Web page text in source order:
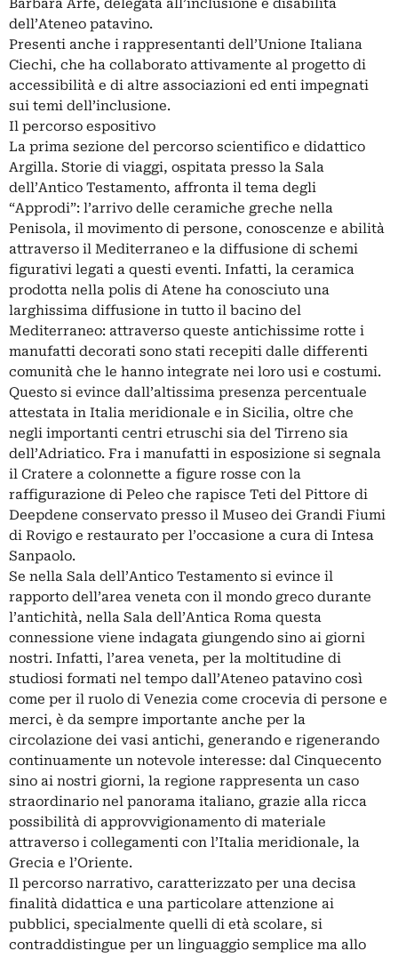
Barbara Arfè, delegata all’inclusione e disabilità
dell’Ateneo patavino.
Presenti anche i rappresentanti dell’Unione Italiana
Ciechi, che ha collaborato attivamente al progetto di
accessibilità e di altre associazioni ed enti impegnati
sui temi dell’inclusione.
Il percorso espositivo
La prima sezione del percorso scientifico e didattico
Argilla. Storie di viaggi, ospitata presso la Sala
dell’Antico Testamento, affronta il tema degli
“Approdi”: l’arrivo delle ceramiche greche nella
Penisola, il movimento di persone, conoscenze e abilità
attraverso il Mediterraneo e la diffusione di schemi
figurativi legati a questi eventi. Infatti, la ceramica
prodotta nella polis di Atene ha conosciuto una
larghissima diffusione in tutto il bacino del
Mediterraneo: attraverso queste antichissime rotte i
manufatti decorati sono stati recepiti dalle differenti
comunità che le hanno integrate nei loro usi e costumi.
Questo si evince dall’altissima presenza percentuale
attestata in Italia meridionale e in Sicilia, oltre che
negli importanti centri etruschi sia del Tirreno sia
dell’Adriatico. Fra i manufatti in esposizione si segnala
il Cratere a colonnette a figure rosse con la
raffigurazione di Peleo che rapisce Teti del Pittore di
Deepdene conservato presso il Museo dei Grandi Fiumi
di Rovigo e restaurato per l’occasione a cura di Intesa
Sanpaolo.
Se nella Sala dell’Antico Testamento si evince il
rapporto dell’area veneta con il mondo greco durante
l’antichità, nella Sala dell’Antica Roma questa
connessione viene indagata giungendo sino ai giorni
nostri. Infatti, l’area veneta, per la moltitudine di
studiosi formati nel tempo dall’Ateneo patavino così
come per il ruolo di Venezia come crocevia di persone e
merci, è da sempre importante anche per la
circolazione dei vasi antichi, generando e rigenerando
continuamente un notevole interesse: dal Cinquecento
sino ai nostri giorni, la regione rappresenta un caso
straordinario nel panorama italiano, grazie alla ricca
possibilità di approvvigionamento di materiale
attraverso i collegamenti con l’Italia meridionale, la
Grecia e l’Oriente.
Il percorso narrativo, caratterizzato per una decisa
finalità didattica e una particolare attenzione ai
pubblici, specialmente quelli di età scolare, si
contraddistingue per un linguaggio semplice ma allo